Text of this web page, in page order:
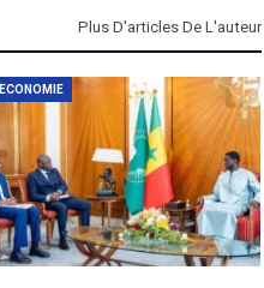
Plus D'articles De L'auteur
ECONOMIE